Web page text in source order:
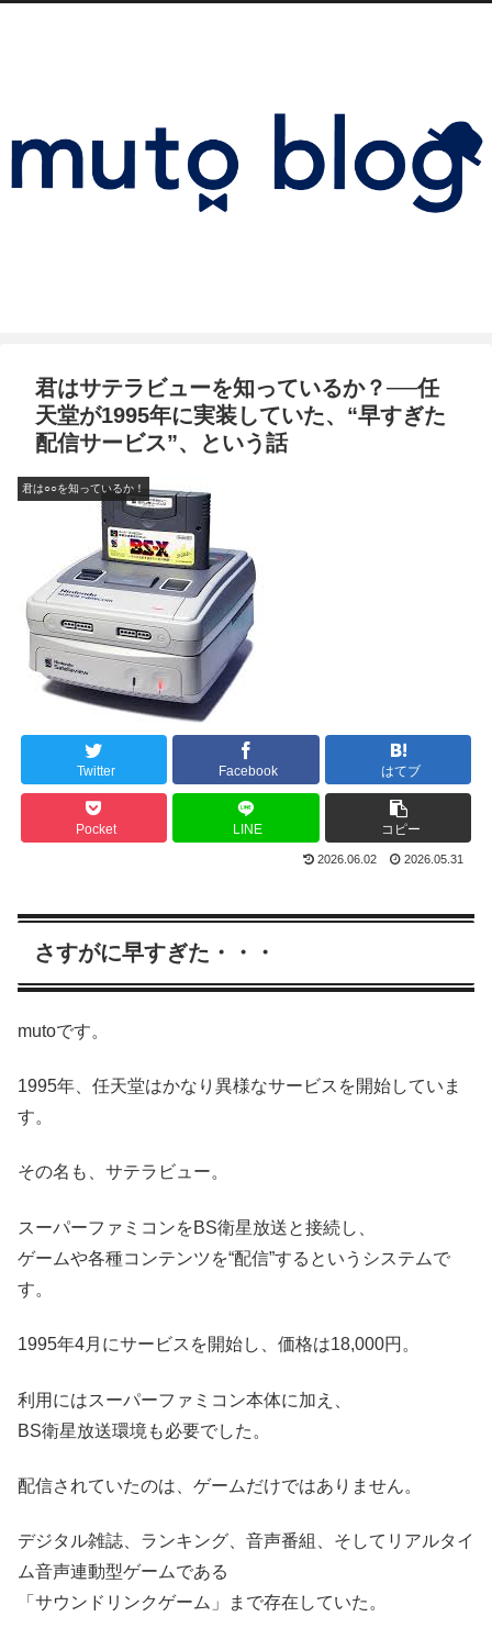
君はサテラビューを知っているか？──任
天堂が1995年に実装していた、“早すぎた
配信サービス”、という話
君は○○を知っているか！
Twitter Facebook はてブ
Pocket LINE コピー
2026.06.02 2026.05.31
さすがに早すぎた・・・
mutoです。
1995年、任天堂はかなり異様なサービスを開始していま
す。
その名も、サテラビュー。
スーパーファミコンをBS衛星放送と接続し、
ゲームや各種コンテンツを“配信”するというシステムで
す。
1995年4月にサービスを開始し、価格は18,000円。
利用にはスーパーファミコン本体に加え、
BS衛星放送環境も必要でした。
配信されていたのは、ゲームだけではありません。
デジタル雑誌、ランキング、音声番組、そしてリアルタイ
ム音声連動型ゲームである
「サウンドリンクゲーム」まで存在していた。